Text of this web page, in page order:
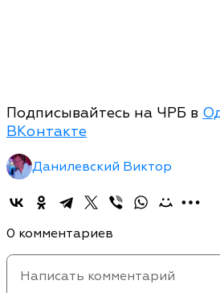
Подписывайтесь на ЧРБ в
ВКонтакте
Данилевский Виктор
0 комментариев